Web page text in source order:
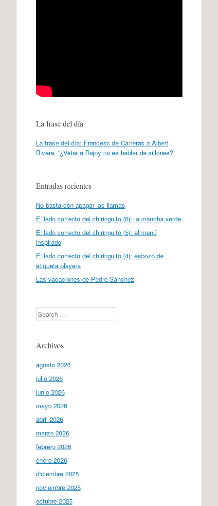
La frase del día
La frase del día: Francesc de Carreras a Albert
Rivera: “¿Vetar a Rajoy no es hablar de sillones?”
Entradas recientes
No basta con apagar las llamas
El lado correcto del chiringuito (6): la mancha verde
El lado correcto del chiringuito (5): el menú
inspirado
El lado correcto del chiringuito (4): esbozo de
etiqueta playera
Las vacaciones de Pedro Sánchez
Search
Archivos
agosto 2026
julio 2026
junio 2026
mayo 2026
abril 2026
marzo 2026
febrero 2026
enero 2026
diciembre 2025
noviembre 2025
octubre 2025